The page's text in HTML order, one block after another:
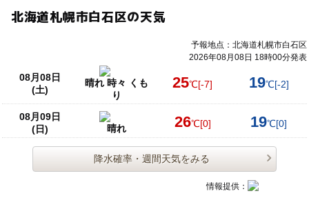
北海道札幌市白石区の天気
予報地点：北海道札幌市白石区
2026年08月08日 18時00分発表
08月08日
(土)
晴れ 時々 くも
り
25℃[-7] 19℃[-2]
08月09日
(日)
晴れ 26℃[0] 19℃[0]
降水確率・週間天気をみる
情報提供：